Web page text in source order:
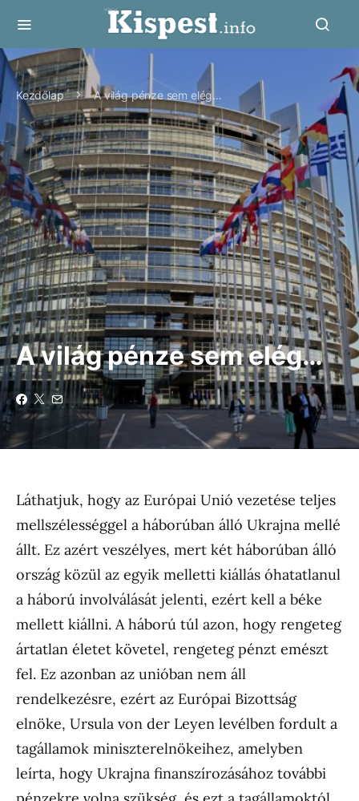
Kezdőlap A világ pénze sem elég…
A világ pénze sem elég…
Láthatjuk, hogy az Európai Unió vezetése teljes
mellszélességgel a háborúban álló Ukrajna mellé
állt. Ez azért veszélyes, mert két háborúban álló
ország közül az egyik melletti kiállás óhatatlanul
a háború involválását jelenti, ezért kell a béke
mellett kiállni. A háború túl azon, hogy rengeteg
ártatlan életet követel, rengeteg pénzt emészt
fel. Ez azonban az unióban nem áll
rendelkezésre, ezért az Európai Bizottság
elnöke, Ursula von der Leyen levélben fordult a
tagállamok miniszterelnökeihez, amelyben
leírta, hogy Ukrajna finanszírozásához további